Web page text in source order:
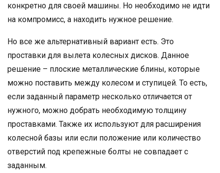
конкретно для своей машины. Но необходимо не идти
на компромисс, а находить нужное решение.
Но все же альтернативный вариант есть. Это
проставки для вылета колесных дисков. Данное
решение – плоские металлические блины, которые
можно поставить между колесом и ступицей. То есть,
если заданный параметр несколько отличается от
нужного, можно добрать необходимую толщину
проставками. Также их используют для расширения
колесной базы или если положение или количество
отверстий под крепежные болты не совпадает с
заданным.